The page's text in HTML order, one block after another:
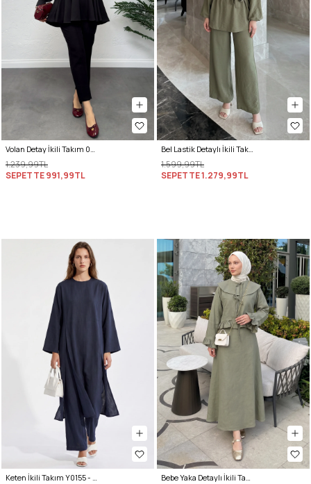
Volan Detay İkili Takım 0071 - SİYAH
1.239,99TL
SEPETTE991,99TL
Bel Lastik Detaylı İkili Takım Y0132 - HAKİ
1.599,99TL
SEPETTE1.279,99TL
Keten İkili Takım Y0155 - LACİVERT Bebe Yaka Detaylı İkili Takım Y0141 - HAKİ